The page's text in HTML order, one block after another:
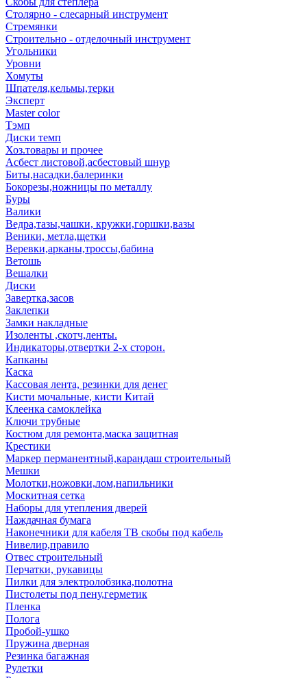
Столярно - слесарный инструмент
Стремянки
Строительно - отделочный инструмент
Угольники
Уровни
Хомуты
Шпателя,кельмы,терки
Эксперт
Master color
Тэмп
Диски темп
Хоз.товары и прочее
Асбест листовой,асбестовый шнур
Биты,насадки,балеринки
Бокорезы,ножницы по металлу
Буры
Валики
Ведра,тазы,чашки, кружки,горшки,вазы
Веники, метла,щетки
Веревки,арканы,троссы,бабина
Ветошь
Вешалки
Диски
Завертка,засов
Заклепки
Замки накладные
Изоленты ,скотч,ленты.
Индикаторы,отвертки 2-х сторон.
Капканы
Каска
Кассовая лента, резинки для денег
Кисти мочальные, кисти Китай
Клеенка самоклейка
Ключи трубные
Костюм для ремонта,маска защитная
Крестики
Маркер перманентный,карандаш строительный
Мешки
Молотки,ножовки,лом,напильники
Москитная сетка
Наборы для утепления дверей
Наждачная бумага
Наконечники для кабеля ТВ скобы под кабель
Нивелир,правило
Отвес строительный
Перчатки, рукавицы
Пилки для электролобзика,полотна
Пистолеты под пену,герметик
Пленка
Полога
Пробой-ушко
Пружина дверная
Резинка багажная
Рулетки